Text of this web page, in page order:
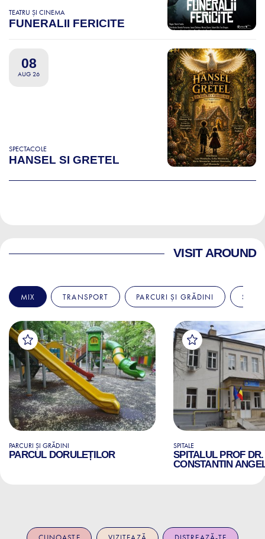
TEATRU ȘI CINEMA
FUNERALII FERICITE
08
AUG 26
SPECTACOLE
HANSEL SI GRETEL
VISIT AROUND
MIX TRANSPORT PARCURI ȘI GRĂDINI
PARCURI ȘI GRĂDINI
PARCUL DORULEȚILOR
SPITALE
SPITALUL PROF DR.
CONSTANTIN